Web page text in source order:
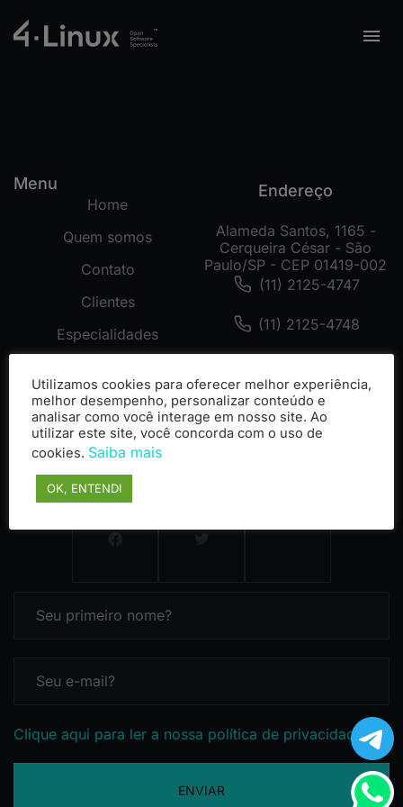
Menu
Home
Quem somos
Contato
Clientes
Especialidades
Cases
Endereço
Alameda Santos, 1165 -
Cerqueira César - São
Paulo/SP - CEP 01419-002
(11) 2125-4747
(11) 2125-4748
Clique aqui para ler a nossa política de privacidade
ENVIAR
Utilizamos cookies para oferecer melhor experiência,
melhor desempenho, personalizar conteúdo e
analisar como você interage em nosso site. Ao
utilizar este site, você concorda com o uso de
cookies. Saiba mais
OK, ENTENDI